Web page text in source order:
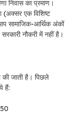
निवास का प्रमाण।
(अक्सर एक विशिष्ट
सामाजिक-आर्थिक अंकों
नौकरी में नहीं है।
जाती है। पिछले
हैं: